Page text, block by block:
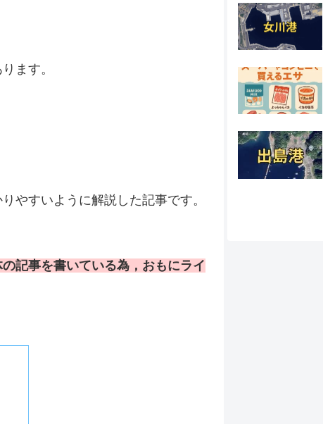
ます。
やすいように解説した記事です。
記事を書いている為，おもにライ